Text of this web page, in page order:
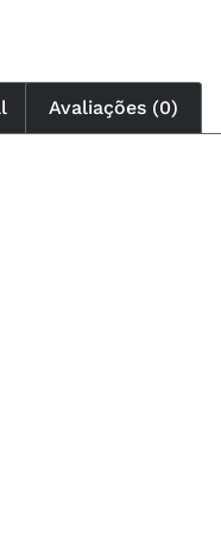
Avaliações (0)